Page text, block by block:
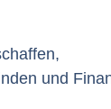
und